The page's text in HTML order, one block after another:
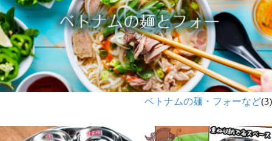
ベトナムの麺・フォーなど(3)